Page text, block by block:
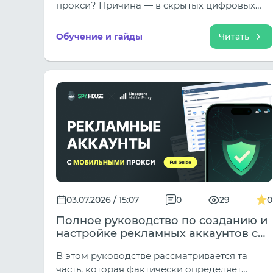
прокси? Причина — в скрытых цифровых
которым антифрод мгновенно связывает
профили. Узнайте, как закрыть утечки,
правильно настроить мультиаккаунтинг с
помощью антидетект-браузера Afina и
надежно защитить свою ферму от массовых
блокировок (скидки до 30% внутри!).
Обучение и гайды Читать
03.07.2026 / 15:07 0 29 0
Полное руководство по созданию и
настройке рекламных аккаунтов с
с высоким уровнем доверия.
В этом руководстве рассматривается та
часть, которая фактически определяет